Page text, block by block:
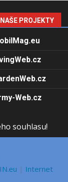
NAŠE PROJEKTY
Web.cz
souhlasu!
| Internet